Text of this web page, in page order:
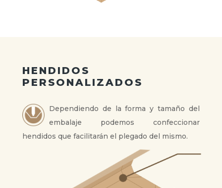
HENDIDOS
PERSONALIZADOS
Dependiendo de la forma y tamaño del
embalaje podemos confeccionar
hendidos que facilitarán el plegado del mismo.